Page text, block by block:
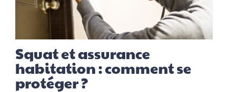
Squat et assurance
habitation : comment se
protéger ?